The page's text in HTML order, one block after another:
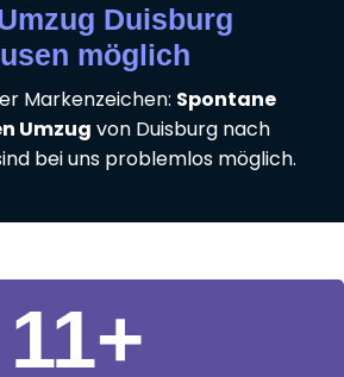
Duisburg
möglich
Markenzeichen: Spontane
Umzug von Duisburg nach
bei uns problemlos möglich.
11+